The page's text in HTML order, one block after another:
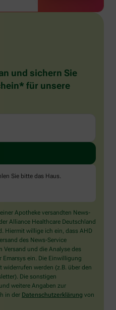
und sichern Sie
für unsere
Sie bitte das Haus
Apotheke versandten News-
Alliance Healthcare Deutschland
Hiermit willige ich ein, dass AHD
des News-Service
Versand und die Analyse des
ein. Die Einwilligung
werden (z.B. über den
Die sonstigen
weitere Angaben zur
in der Datenschutzerklärung von